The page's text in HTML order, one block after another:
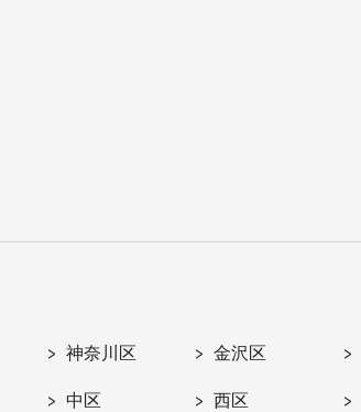
神奈川区 金沢区
中区 西区